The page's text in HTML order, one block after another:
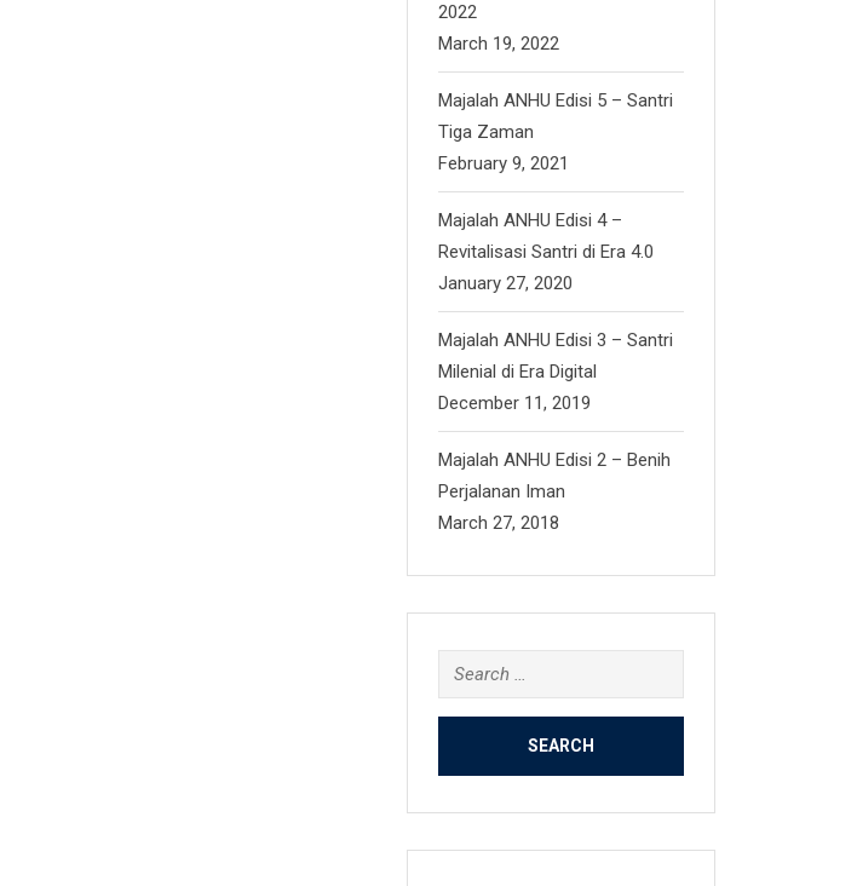
2022
March 19, 2022
Majalah ANHU Edisi 5 – Santri
Tiga Zaman
February 9, 2021
Majalah ANHU Edisi 4 –
Revitalisasi Santri di Era 4.0
January 27, 2020
Majalah ANHU Edisi 3 – Santri
Milenial di Era Digital
December 11, 2019
Majalah ANHU Edisi 2 – Benih
Perjalanan Iman
March 27, 2018
Search
for: